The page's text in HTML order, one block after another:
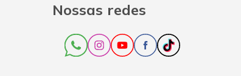
Nossas redes